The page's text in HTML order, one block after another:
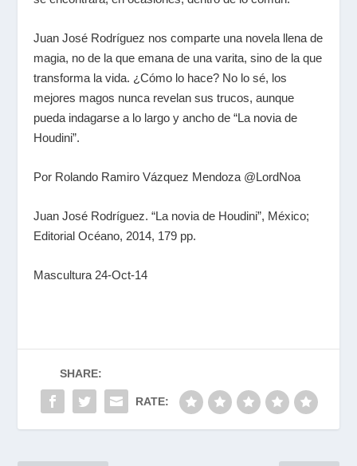
Juan José Rodríguez nos comparte una novela llena de
magia, no de la que emana de una varita, sino de la que
transforma la vida. ¿Cómo lo hace? No lo sé, los
mejores magos nunca revelan sus trucos, aunque
pueda indagarse a lo largo y ancho de “La novia de
Houdini”.
Por Rolando Ramiro Vázquez Mendoza @LordNoa
Juan José Rodríguez. “La novia de Houdini”, México;
Editorial Océano, 2014, 179 pp.
Mascultura 24-Oct-14
SHARE:
RATE: